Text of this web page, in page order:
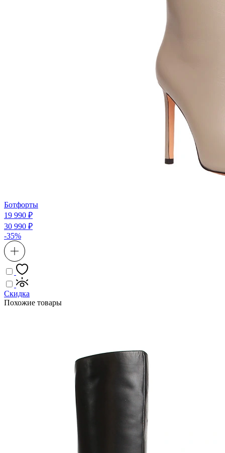
Ботфорты
19 990 ₽
30 990 ₽
-35%
Скидка
Похожие товары